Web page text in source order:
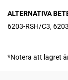
ALTERNATIVA
6203-RSH/C3,
*Notera att lagret